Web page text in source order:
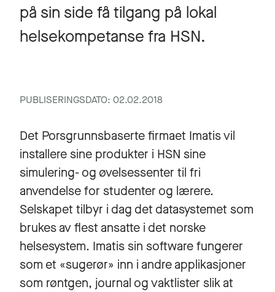
på sin side få tilgang på lokal
helsekompetanse fra HSN.
PUBLISERINGSDATO: 02.02.2018
Det Porsgrunnsbaserte firmaet Imatis vil
installere sine produkter i HSN sine
simulering- og øvelsessenter til fri
anvendelse for studenter og lærere.
Selskapet tilbyr i dag det datasystemet som
brukes av flest ansatte i det norske
helsesystem. Imatis sin software fungerer
som et «sugerør» inn i andre applikasjoner
som røntgen, journal og vaktlister slik at